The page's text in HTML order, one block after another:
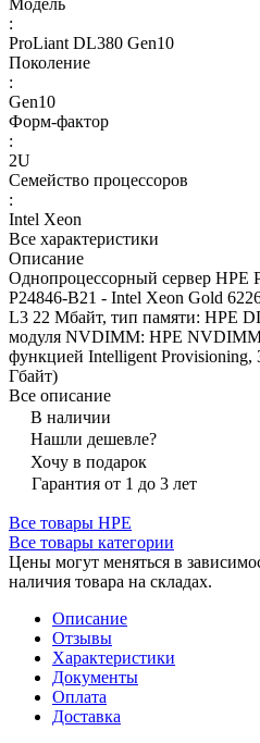
Модель
:
ProLiant DL380 Gen10
Поколение
:
Gen10
Форм-фактор
:
2U
Семейство процессоров
:
Intel Xeon
Все характеристики
Описание
Однопроцессорный сервер HPE
P24846-B21 - Intel Xeon Gold
L3 22 Мбайт, тип памяти: HPE
модуля NVDIMM: HPE
функцией Intelligent
Гбайт)
Все описание
В наличии
Нашли дешевле?
Хочу в подарок
Гарантия от 1 до 3 лет
Все товары HPE
Все товары категории
Цены могут меняться в
наличия товара на складах.
Описание
Отзывы
Характеристики
Документы
Оплата
Доставка